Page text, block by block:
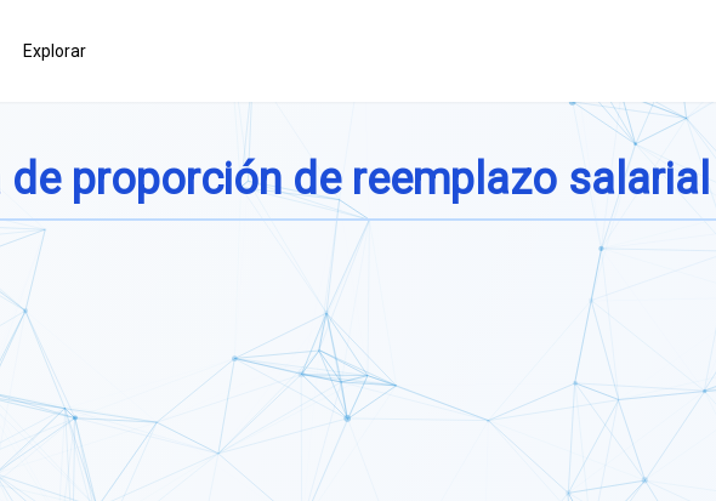
Explorar
proporción de reemplazo salarial